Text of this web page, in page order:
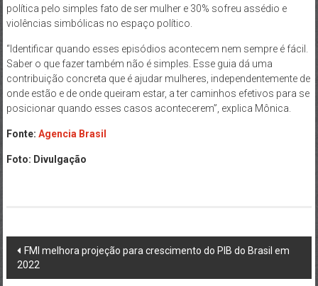
política pelo simples fato de ser mulher e 30% sofreu assédio e
violências simbólicas no espaço político.
“Identificar quando esses episódios acontecem nem sempre é fácil.
Saber o que fazer também não é simples. Esse guia dá uma
contribuição concreta que é ajudar mulheres, independentemente de
onde estão e de onde queiram estar, a ter caminhos efetivos para se
posicionar quando esses casos acontecerem”, explica Mônica.
Fonte: Agencia Brasil
Foto: Divulgação
Post
navigation
FMI melhora projeção para crescimento do PIB do Brasil em
2022